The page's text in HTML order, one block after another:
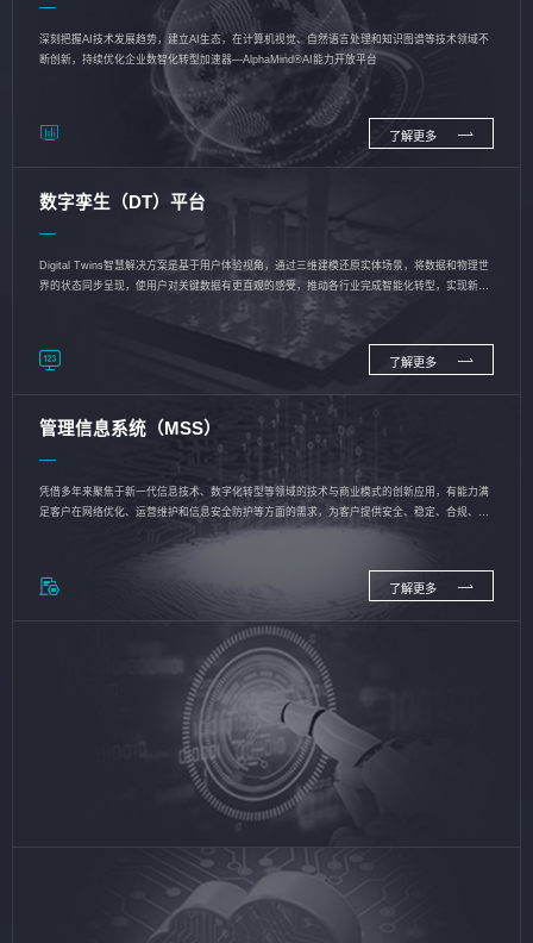
深刻把握AI技术发展趋势，建立AI生态，在计算机视觉、自然语言处理和知识图谱等技术领域不
断创新，持续优化企业数智化转型加速器—AlphaMind®AI能力开放平台
了解更多
数字孪生（DT）平台
Digital Twins智慧解决方案是基于用户体验视角，通过三维建模还原实体场景，将数据和物理世
界的状态同步呈现，使用户对关键数据有更直观的感受，推动各行业完成智能化转型，实现新旧
了解更多
管理信息系统（MSS）
凭借多年来聚焦于新一代信息技术、数字化转型等领域的技术与商业模式的创新应用，有能力满
足客户在网络优化、运营维护和信息安全防护等方面的需求，为客户提供安全、稳定、合规、持
了解更多